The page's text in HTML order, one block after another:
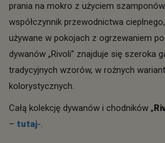
prania na mokro z użyciem
współczynnik przewodnictwa
używane w pokojach z ogrzewaniem
dywanów „Rivoli” znajduje się szeroka
tradycyjnych wzorów, w rożnych
kolorystycznych.
Całą kolekcję dywanów i chodników „
– tutaj-.